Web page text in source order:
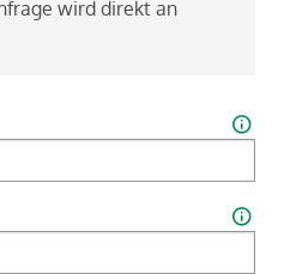
wird di­rekt an